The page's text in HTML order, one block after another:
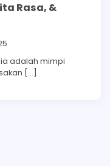
Rasa, &
adalah mimpi
[…]